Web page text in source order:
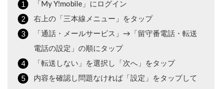
「My Y!mobile」にログイン
右上の「三本線メニュー」をタップ
「通話・メールサービス」→「留守番電話・転送
電話の設定」の順にタップ
「転送しない」を選択し「次へ」をタップ
内容を確認し問題なければ「設定」をタップして